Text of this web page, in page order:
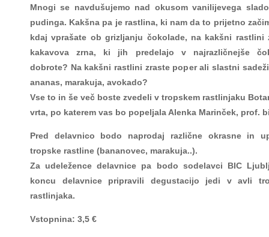
Mnogi se navdušujemo nad okusom vanilijevega
pudinga. Kakšna pa je rastlina, ki nam da to prijetno
kdaj vprašate ob grizljanju čokolade, na kakšni rastlini
kakavova zrna, ki jih predelajo v najrazličnejše
dobrote? Na kakšni rastlini zraste poper ali slastni
ananas, marakuja, avokado?
Vse to in še več boste zvedeli v tropskem rastlinjaku
vrta, po katerem vas bo popeljala Alenka Marinček, prof.
Pred delavnico bodo naprodaj različne okrasne in
tropske rastline (bananovec, marakuja..).
Za udeležence delavnice pa bodo sodelavci BIC
koncu delavnice pripravili degustacijo jedi v avli
rastlinjaka.
Vstopnina: 3,5 €